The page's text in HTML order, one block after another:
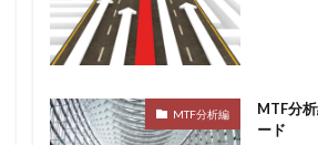
MTF分析編
MTF分
ード